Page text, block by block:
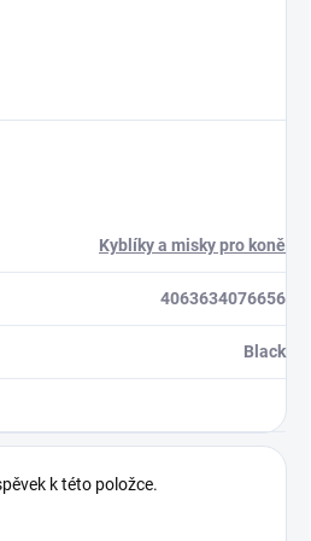
Kyblíky a misky pro koně
4063634076656
Black
k této položce.